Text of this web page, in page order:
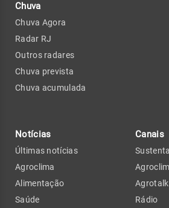
Chuva
Chuva Agora
Radar RJ
Outros radares
Chuva prevista
Chuva acumulada
Notícias
Últimas notícias
Agroclima
Alimentação
Saúde
Canais
Agrotalk
Rádio